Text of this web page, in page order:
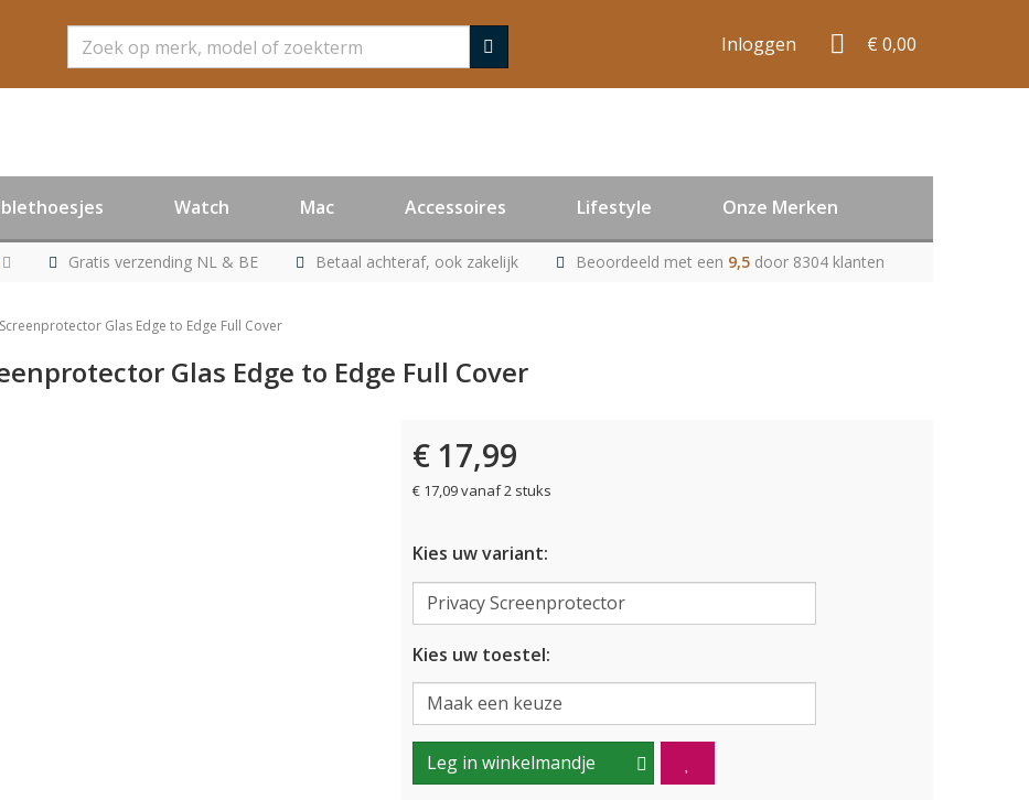
Zoeken Inloggen € 0,00
Watch Mac Accessoires Lifestyle Onze Merken
Gratis verzending NL & BE Betaal achteraf, ook zakelijk Beoordeeld met een 9,5 door 8304 klanten
Glas Edge to Edge Full Cover
Glas Edge to Edge Full Cover
€ 17,99
€ 17,09 vanaf 2 stuks
Kies uw variant:
Kies uw toestel:
Leg in winkelmandje